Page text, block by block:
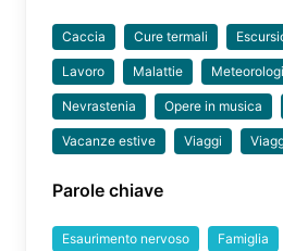
Caccia Cure termali
Lavoro Malattie
Nevrastenia Opere in musica
Vacanze estive Viaggi
Parole chiave
Esaurimento nervoso Famiglia